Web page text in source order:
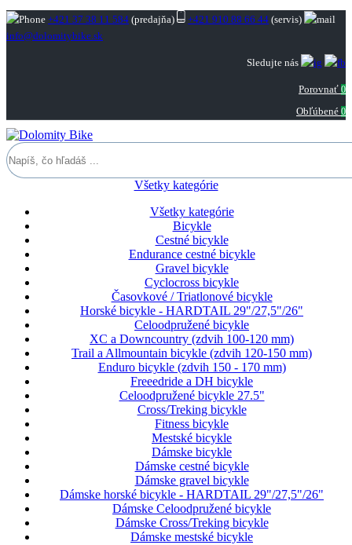
+421 37 38 11 584 (predajňa) +421 910 88 66 44 (servis)
info@dolomitybike.sk
Sledujte nás
Porovnať 0
Obľúbené 0
Všetky kategórie
Všetky kategórie
Bicykle
Cestné bicykle
Endurance cestné bicykle
Gravel bicykle
Cyclocross bicykle
Časovkové / Triatlonové bicykle
Horské bicykle - HARDTAIL 29"/27,5"/26"
Celoodpružené bicykle
XC a Downcountry (zdvih 100-120 mm)
Trail a Allmountain bicykle (zdvih 120-150 mm)
Enduro bicykle (zdvih 150 - 170 mm)
Freeedride a DH bicykle
Celoodpružené bicykle 27.5"
Cross/Treking bicykle
Fitness bicykle
Mestské bicykle
Dámske bicykle
Dámske cestné bicykle
Dámske gravel bicykle
Dámske horské bicykle - HARDTAIL 29"/27,5"/26"
Dámske Celoodpružené bicykle
Dámske Cross/Treking bicykle
Dámske mestské bicykle